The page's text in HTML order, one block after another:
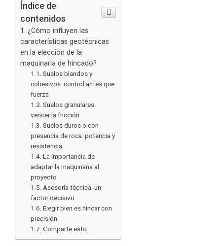
Índice de
contenidos
¿Cómo influyen las
características geotécnicas
en la elección de la
maquinaria de hincado?
Suelos blandos y
cohesivos: control antes que
fuerza
Suelos granulares:
vencer la fricción
Suelos duros o con
presencia de roca: potencia y
resistencia
La importancia de
adaptar la maquinaria al
proyecto
Asesoría técnica: un
factor decisivo
Elegir bien es hincar con
precisión
Comparte esto: